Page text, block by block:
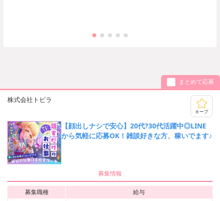
まとめて応募
キープ
株式会社トビラ
【顔出しナシで安心】20代?30代活躍中◎LINE
から気軽に応募OK！雑談好きな方、稼いでます♪
募集情報
募集職種
給与